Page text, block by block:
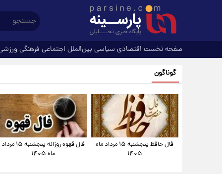
صفحه نخست اقتصادی سیاسی بین‌الملل اجتماعی فرهنگی
گوناگون
فال حافظ پنجشنبه ۱۵ مرداد ماه
۱۴۰۵
فال قهوه روزانه پنجشنبه ۱۵ مرداد
ماه ۱۴۰۵